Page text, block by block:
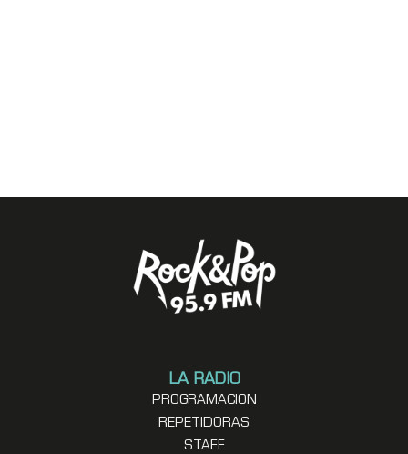
LA RADIO
PROGRAMACION
REPETIDORAS
STAFF